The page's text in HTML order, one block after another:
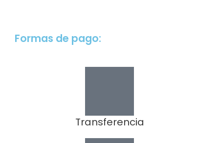
Formas de pago:
Transferencia